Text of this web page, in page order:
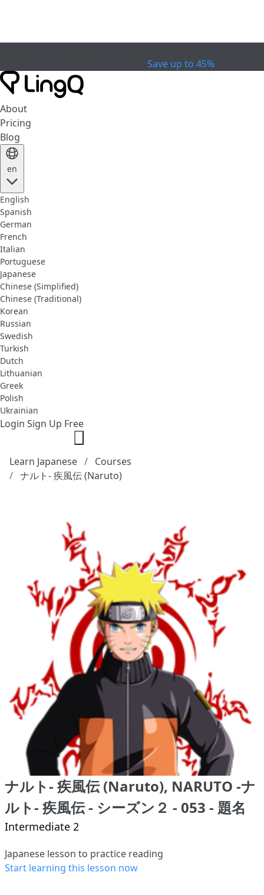
Save up to 45%
About
Pricing
Blog
en
English
Spanish
German
French
Italian
Portuguese
Japanese
Chinese (Simplified)
Chinese (Traditional)
Korean
Russian
Swedish
Turkish
Dutch
Lithuanian
Greek
Polish
Ukrainian
Login Sign Up Free
Learn Japanese
Courses
ナルト- 疾風伝 (Naruto)
ナルト- 疾風伝 (Naruto), NARUTO -ナ
ルト- 疾風伝 - シーズン２ - 053 - 題名
Intermediate 2
Japanese lesson to practice reading
Start learning this lesson now